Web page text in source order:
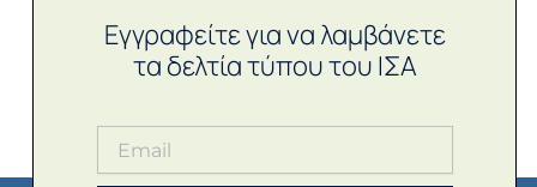
Εγγραφείτε για να λαμβάνετε
τα δελτία τύπου του ΙΣΑ